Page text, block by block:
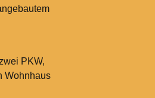
PKW,
Wohnhaus